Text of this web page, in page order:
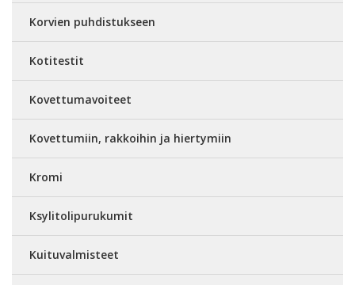
Korvien puhdistukseen
Kotitestit
Kovettumavoiteet
Kovettumiin, rakkoihin ja hiertymiin
Kromi
Ksylitolipurukumit
Kuituvalmisteet